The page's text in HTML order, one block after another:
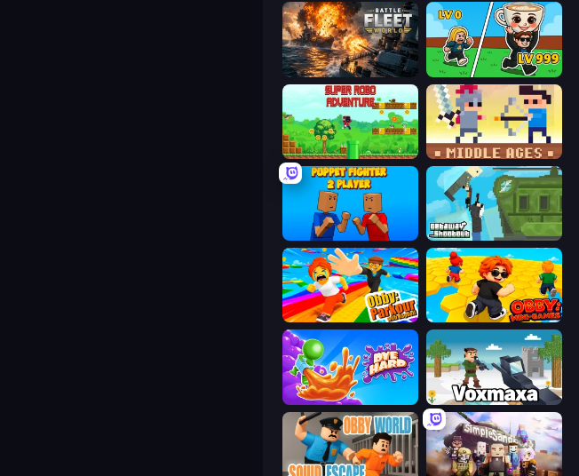
Battle Fleet World Brainrot Arena Online
Super Robo - Adventure Castle Wars: Middle Ages
Puppet Fighter 2 Player Getaway Shootout
Obby: Parkour with Ragdoll Obby: Mini-Games
Dye Hard Voxmaxa